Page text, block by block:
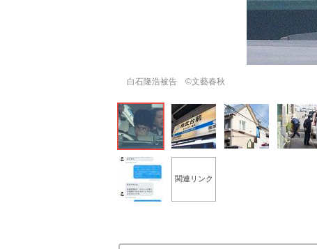
白石隆浩被告 ©文藝春秋
関連リンク